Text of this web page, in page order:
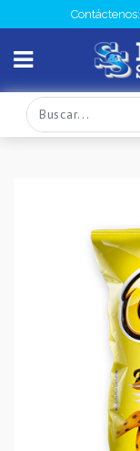
Contáctenos: